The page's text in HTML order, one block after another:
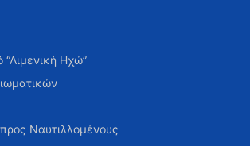
“Λιμενική Ηχώ”
προς Ναυτιλλομένους